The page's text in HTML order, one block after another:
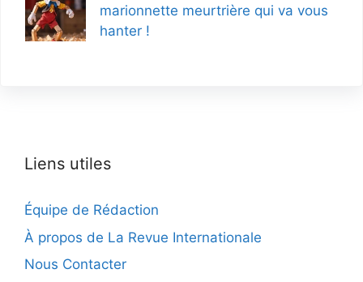
marionnette meurtrière qui va vous
hanter !
Liens utiles
Équipe de Rédaction
À propos de La Revue Internationale
Nous Contacter